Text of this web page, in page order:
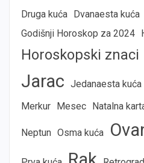
Druga kuća Dvanaesta kuća
Godišnji Horoskop za 2024
Horoskopski znaci
Jarac Jedanaesta kuća
Merkur Mesec Natalna
Neptun Osma kuća